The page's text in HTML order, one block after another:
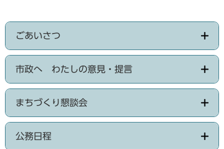
ごあいさつ
市政へ わたしの意見・提言
まちづくり懇談会
公務日程